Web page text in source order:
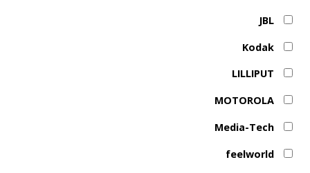
JBL
Kodak
LILLIPUT
MOTOROLA
Media-Tech
feelworld